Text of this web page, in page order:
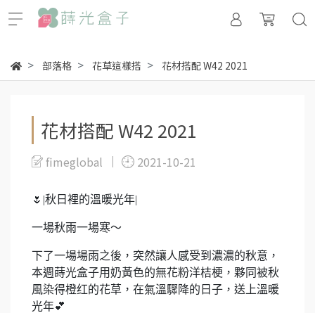
部落格 花草這樣搭 花材搭配 W42 2021
花材搭配 W42 2021
fimeglobal 2021-10-21
🌷|秋日裡的溫暖光年|
一場秋雨一場寒～
下了一場場雨之後，突然讓人感受到濃濃的秋意，
本週蒔光盒子用奶黃色的無花粉洋桔梗，夥同被秋
風染得橙红的花草，在氣溫驟降的日子，送上溫暖
光年💕